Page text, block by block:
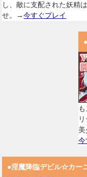
し、敵に支配された妖精
せ。→今すぐプレイ
今
●淫魔降臨デビル☆カー